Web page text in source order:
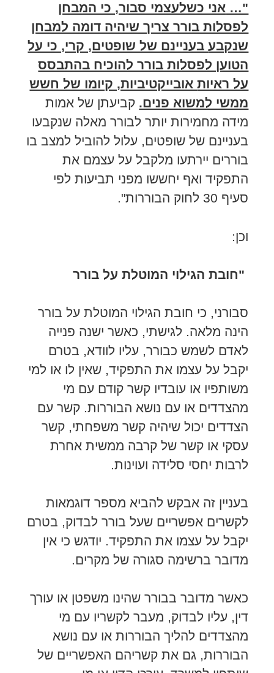
"… אני כשלעצמי סבור, כי המבחן
לפסלות בורר צריך שיהיה דומה למבחן
שנקבעבעניינם של שופטים, קרי, כי על
הטוען לפסלות בורר להוכיח בהתבסס
על ראיותאובייקטיביות, קיומו של חשש
ממשי למשוא פנים. קביעתן של אמות
מידה מחמירות יותר לבורר מאלה שנקבעו
בעניינם של שופטים, עלול להוביל למצב בו
בוררים יירתעו מלקבל על עצמם את
התפקיד ואף יחששו מפני תביעות לפי
סעיף 30 לחוק הבוררות".
וכן:
"חובת הגילוי המוטלת על בורר
סבורני, כי חובת הגילוי המוטלת על בורר
הינה מלאה. לגישתי, כאשר ישנה פנייה
לאדם לשמש כבורר, עליו לוודא, בטרם
יקבל על עצמו את התפקיד, שאין לו או למי
משותפיו או עובדיו קשר קודם עם מי
מהצדדים או עם נושא הבוררות. קשר עם
הצדדים יכול שיהיה קשר משפחתי, קשר
עסקי או קשר של קרבה ממשית אחרת
לרבות יחסי סלידה ועוינות.
בעניין זה אבקש להביא מספר דוגמאות
לקשרים אפשריים שעל בורר לבדוק, בטרם
יקבל על עצמו את התפקיד. יודגש כי אין
מדובר ברשימה סגורה של מקרים.
כאשר מדובר בבורר שהינו משפטן או עורך
דין, עליו לבדוק, מעבר לקשריו עם מי
מהצדדים להליך הבוררות או עם נושא
הבוררות, גם את קשריהם האפשריים של